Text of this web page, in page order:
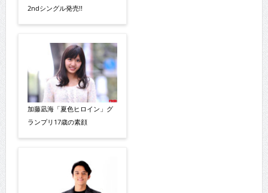
2ndシングル発売!!
加藤凪海「夏色ヒロイン」グ
ランプリ17歳の素顔